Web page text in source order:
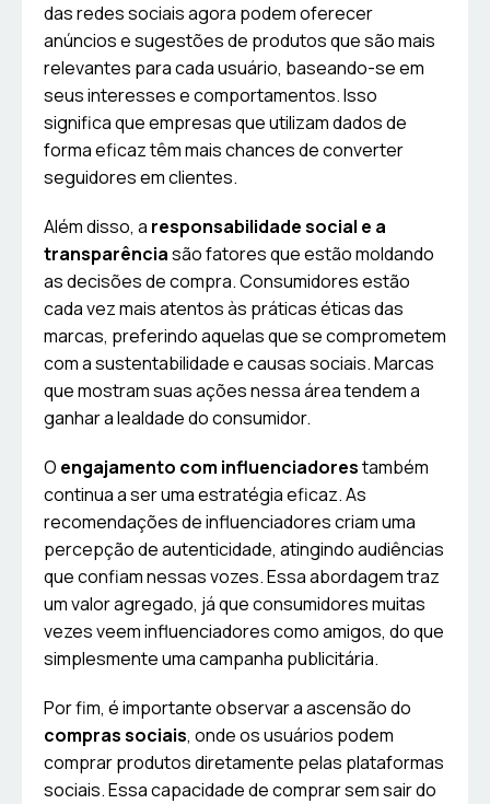
das redes sociais agora podem oferecer
anúncios e sugestões de produtos que são mais
relevantes para cada usuário, baseando-se em
seus interesses e comportamentos. Isso
significa que empresas que utilizam dados de
forma eficaz têm mais chances de converter
seguidores em clientes.
Além disso, a responsabilidade social e a
transparênciasão fatores que estão moldando
as decisões de compra. Consumidores estão
cada vez mais atentos às práticas éticas das
marcas, preferindo aquelas que se comprometem
com a sustentabilidade e causas sociais. Marcas
que mostram suas ações nessa área tendem a
ganhar a lealdade do consumidor.
O engajamento com influenciadorestambém
continua a ser uma estratégia eficaz. As
recomendações de influenciadores criam uma
percepção de autenticidade, atingindo audiências
que confiam nessas vozes. Essa abordagem traz
um valor agregado, já que consumidores muitas
vezes veem influenciadores como amigos, do que
simplesmente uma campanha publicitária.
Por fim, é importante observar a ascensão do
compras sociais, onde os usuários podem
comprar produtos diretamente pelas plataformas
sociais. Essa capacidade de comprar sem sair do